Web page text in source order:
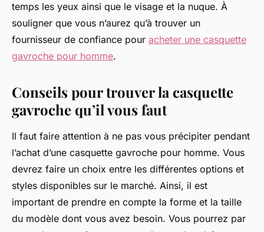
temps les yeux ainsi que le visage et la nuque. À
souligner que vous n’aurez qu’à trouver un
fournisseur de confiance pour acheter une casquette
gavroche pour homme.
Conseils pour trouver la casquette
gavroche qu’il vous faut
Il faut faire attention à ne pas vous précipiter pendant
l’achat d’une casquette gavroche pour homme. Vous
devrez faire un choix entre les différentes options et
styles disponibles sur le marché. Ainsi, il est
important de prendre en compte la forme et la taille
du modèle dont vous avez besoin. Vous pourrez par